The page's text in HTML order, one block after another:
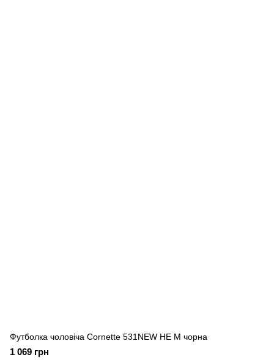
Футболка чоловіча Cornette 531NEW HE M чорна
1 069 грн